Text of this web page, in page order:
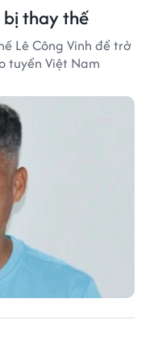
bị thay thế
Lê Công Vinh để trở
tuyển Việt Nam